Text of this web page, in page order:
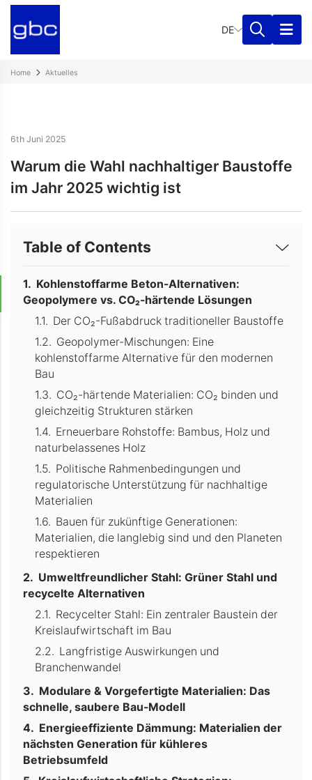
DE
Home Aktuelles
6th Juni 2025
Warum die Wahl nachhaltiger Baustoffe
im Jahr 2025 wichtig ist
Table of Contents
Kohlenstoffarme Beton-Alternativen:
Geopolymere vs. CO₂-härtende Lösungen
Der CO₂-Fußabdruck traditioneller Baustoffe
Geopolymer-Mischungen: Eine
kohlenstoffarme Alternative für den modernen
Bau
CO₂-härtende Materialien: CO₂ binden und
gleichzeitig Strukturen stärken
Erneuerbare Rohstoffe: Bambus, Holz und
naturbelassenes Holz
Politische Rahmenbedingungen und
regulatorische Unterstützung für nachhaltige
Materialien
Bauen für zukünftige Generationen:
Materialien, die langlebig sind und den Planeten
respektieren
Umweltfreundlicher Stahl: Grüner Stahl und
recycelte Alternativen
Recycelter Stahl: Ein zentraler Baustein der
Kreislaufwirtschaft im Bau
Langfristige Auswirkungen und
Branchenwandel
Modulare & Vorgefertigte Materialien: Das
schnelle, saubere Bau-Modell
Energieeffiziente Dämmung: Materialien der
nächsten Generation für kühleres
Betriebsumfeld